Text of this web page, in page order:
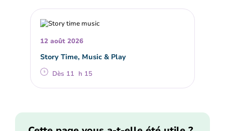
12 août 2026
Story Time, Music & Play
Dès 11 h 15